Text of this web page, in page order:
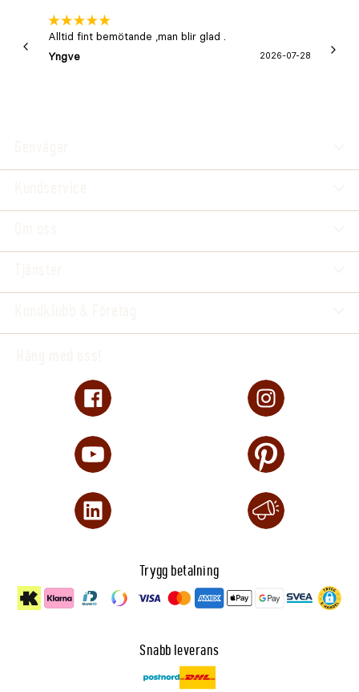
Alltid fint bemötande ,man blir glad .
Yngve
2026-07-28
Trygg betalning
Snabb leverans